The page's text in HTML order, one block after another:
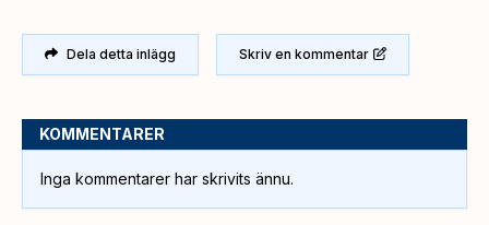
Dela detta inlägg Skriv en kommentar
KOMMENTARER
Inga kommentarer har skrivits ännu.